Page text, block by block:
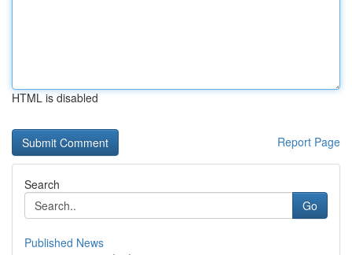
HTML is disabled
Report Page
Search
Go
Published News